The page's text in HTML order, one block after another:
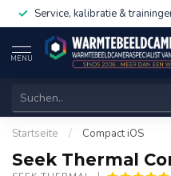
Service, kalibratie &
MENU
Startseite / Compact iOS
Seek Thermal